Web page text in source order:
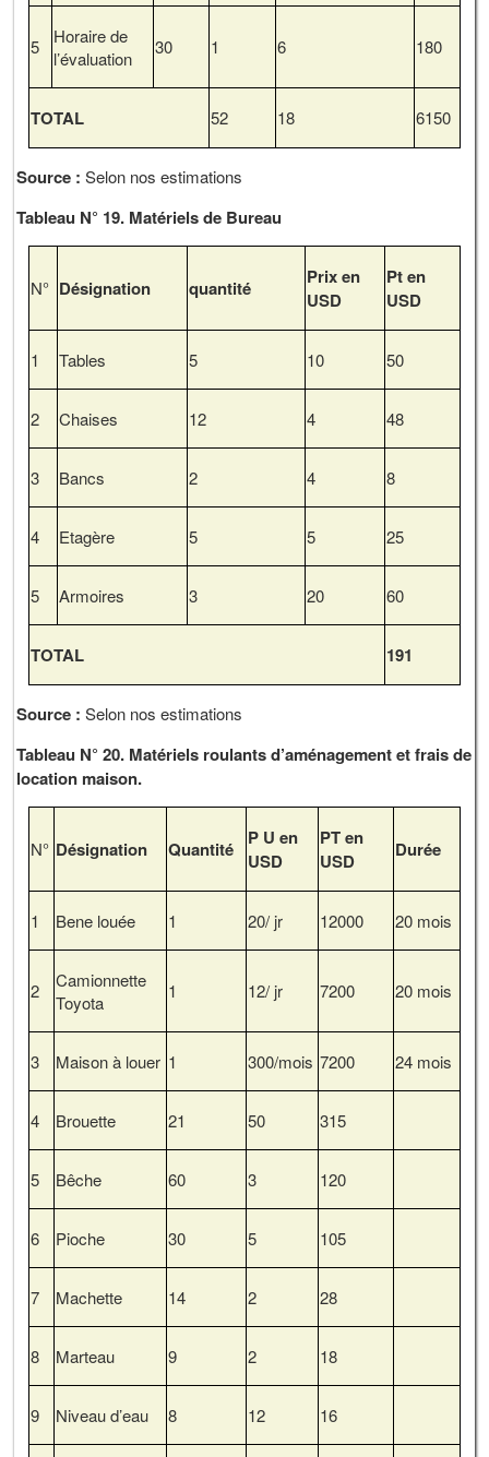
5
Horaire de
l’évaluation
30 1 6 180
TOTAL 52 18 6150
Source :Selon nos estimations
Tableau N° 19. Matériels de Bureau
N° Désignation quantité
Prix en
USD
Pt en
USD
1 Tables 5 10 50
2 Chaises 12 4 48
3 Bancs 2 4 8
4 Etagère 5 5 25
5 Armoires 3 20 60
TOTAL 191
Source :Selon nos estimations
Tableau N° 20. Matériels roulants d’aménagement et frais de
location maison.
N° Désignation Quantité
P U en
USD
PT en
USD
Durée
1 Bene louée 1 20/ jr 12000 20 mois
2
Camionnette
Toyota
1 12/ jr 7200 20 mois
3 Maison à louer 1 300/mois 7200 24 mois
4 Brouette 21 50 315
5 Bêche 60 3 120
6 Pioche 30 5 105
7 Machette 14 2 28
8 Marteau 9 2 18
9 Niveau d’eau 8 12 16